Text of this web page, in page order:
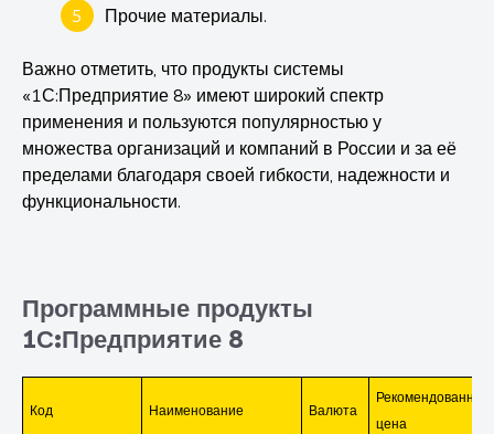
Прочие материалы.
Важно отметить, что продукты системы
«1С:Предприятие 8» имеют широкий спектр
применения и пользуются популярностью у
множества организаций и компаний в России и за её
пределами благодаря своей гибкости, надежности и
функциональности.
Программные продукты
1С:Предприятие 8
Код Наименование Валюта
Рекомендованная
цена